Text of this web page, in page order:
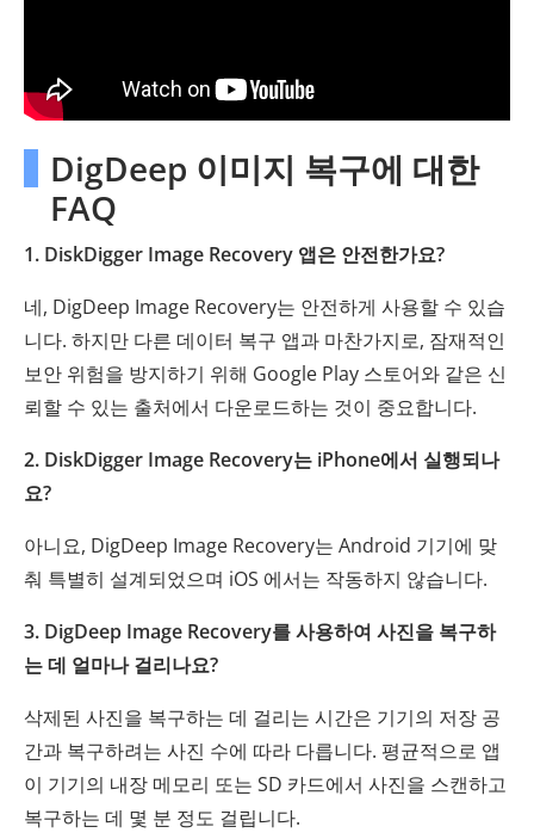
DigDeep 이미지 복구에 대한
FAQ
1. DiskDigger Image Recovery 앱은 안전한가요?
네, DigDeep Image Recovery는 안전하게 사용할 수 있습
니다. 하지만 다른 데이터 복구 앱과 마찬가지로, 잠재적인
보안 위험을 방지하기 위해 Google Play 스토어와 같은 신
뢰할 수 있는 출처에서 다운로드하는 것이 중요합니다.
2. DiskDigger Image Recovery는 iPhone에서 실행되나
요?
아니요, DigDeep Image Recovery는 Android 기기에 맞
춰 특별히 설계되었으며 iOS 에서는 작동하지 않습니다.
3. DigDeep Image Recovery를 사용하여 사진을 복구하
는 데 얼마나 걸리나요?
삭제된 사진을 복구하는 데 걸리는 시간은 기기의 저장 공
간과 복구하려는 사진 수에 따라 다릅니다. 평균적으로 앱
이 기기의 내장 메모리 또는 SD 카드에서 사진을 스캔하고
복구하는 데 몇 분 정도 걸립니다.